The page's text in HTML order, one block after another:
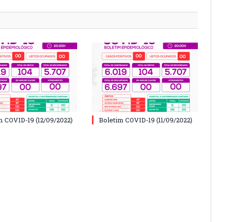
COVID-19 (12/09/2022) Boletim COVID-19 (11/09/2022)